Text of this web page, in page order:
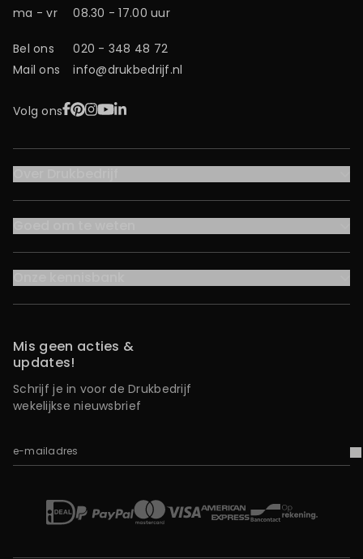
ma - vr
08.30 - 17.00 uur
Bel ons
020 - 348 48 72
Mail ons
info@drukbedrijf.nl
Volg onsFacebook
Pinterest
Instagram
YouTube
LinkedIn
Mis geen acties &
updates!
Schrijf je in voor de Drukbedrijf
wekelijkse nieuwsbrief
e-mailadres
iDEALPaypal Mastercard
Visa American Express
BancontactOp rekening